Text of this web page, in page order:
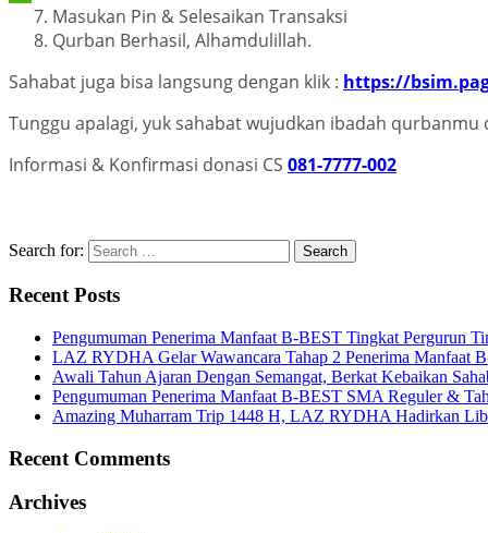
Masukan Pin & Selesaikan Transaksi
Qurban Berhasil, Alhamdulillah.
Sahabat juga bisa langsung dengan klik : https://
Tunggu apalagi, yuk sahabat wujudkan ibadah qurbanmu
Informasi & Konfirmasi donasi CS 081-7777-002
Search for:
Recent Posts
Pengumuman Penerima Manfaat B-BEST Tingkat Pergurun
LAZ RYDHA Gelar Wawancara Tahap 2 Penerima Manfaat
Awali Tahun Ajaran Dengan Semangat, Berkat Kebaikan
Pengumuman Penerima Manfaat B-BEST SMA Reguler &
Amazing Muharram Trip 1448 H, LAZ RYDHA Hadirkan
Recent Comments
Archives